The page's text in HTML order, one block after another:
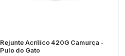
Rejunte Acrílico 420G Camurça -
Pulo do Gato